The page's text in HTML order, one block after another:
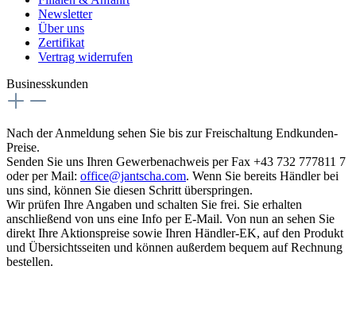
Newsletter
Über uns
Zertifikat
Vertrag widerrufen
Businesskunden
Nach der Anmeldung sehen Sie bis zur Freischaltung Endkunden-
Preise.
Senden Sie uns Ihren Gewerbenachweis per Fax +43 732 777811 7
oder per Mail: office@jantscha.com. Wenn Sie bereits Händler bei
uns sind, können Sie diesen Schritt überspringen.
Wir prüfen Ihre Angaben und schalten Sie frei. Sie erhalten
anschließend von uns eine Info per E-Mail. Von nun an sehen Sie
direkt Ihre Aktionspreise sowie Ihren Händler-EK, auf den Produkt
und Übersichtsseiten und können außerdem bequem auf Rechnung
bestellen.